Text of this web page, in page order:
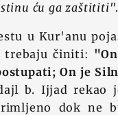
ću ga zaštititi".
u Kur'anu
trebaju činiti:
On je
b. Ijjad
dok ne